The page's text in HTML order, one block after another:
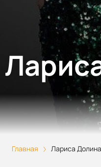
Главная Лариса Долина